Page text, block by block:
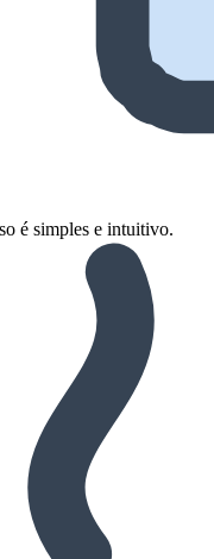
é simples e intuitivo.